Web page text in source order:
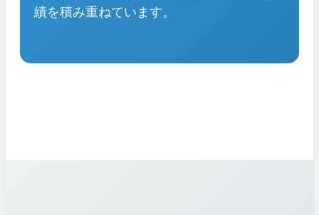
績を積み重ねています。